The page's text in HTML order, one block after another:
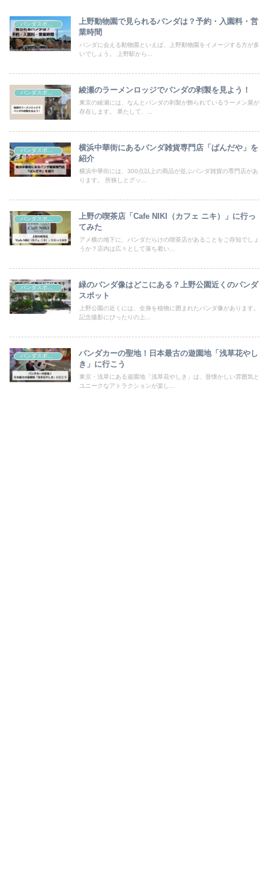
パンダスポット
上野動物園で見られるパンダは？予約・入園料・営
業時間
パンダに会える動物園といえば、上野動物園をイメージする方が多
いでしょう。 上野駅から...
パンダスポット 綾瀬のラーメンロッジでパンダの剥製を見よう！
東京の綾瀬には、なんとパンダの剥製が飾られているラーメン屋が
存在します。 果たして、...
パンダスポット
横浜中華街にあるパンダ雑貨専門店「ぱんだや」を
紹介
横浜中華街には、300点以上の商品が並ぶパンダ雑貨の専門店があ
ります。 所狭しとグッ...
上野の喫茶店「Cafe NIKI（カフェ ニキ）」に行っ
てみた
アメ横の地下に、パンダだらけの喫茶店があることをご存知でしょ
うか？店内は広々として落ち着い...
緑のパンダ像はどこにある？上野公園近くのパンダ
スポット
上野公園の近くには、全身を植物に囲まれたパンダ像があります。
記念撮影にぴったりの上...
パンダカーの聖地！日本最古の遊園地「浅草花やし
き」に行こう
東京・浅草にある遊園地「浅草花やしき」は、昔懐かしい雰囲気と
ユニークなアトラクションが楽し...